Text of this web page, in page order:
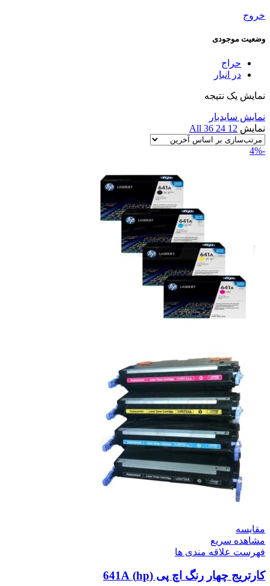
خروج
وضعیت موجودی
حراج
در انبار
نمایش یک نتیجه
نمایش سایدبار
نمایش 12
24
36
All
-4%
مقایسه
مشاهده سریع
فهرست علاقه مندی ها
کارتریج چهار رنگ اچ پی (hp) 641A